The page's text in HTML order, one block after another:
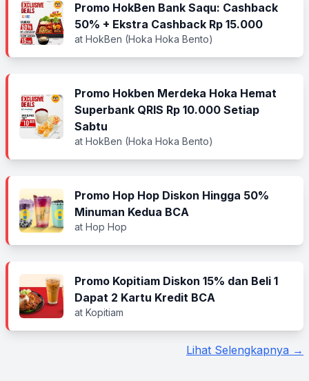
Promo HokBen Bank Saqu: Cashback
50% + Ekstra Cashback Rp 15.000
at HokBen (Hoka Hoka Bento)
Promo Hokben Merdeka Hoka Hemat
Superbank QRIS Rp 10.000 Setiap
Sabtu
at HokBen (Hoka Hoka Bento)
Promo Hop Hop Diskon Hingga 50%
Minuman Kedua BCA
at Hop Hop
Promo Kopitiam Diskon 15% dan Beli 1
Dapat 2 Kartu Kredit BCA
at Kopitiam
Lihat Selengkapnya →